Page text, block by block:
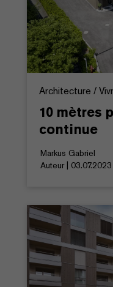
Architecture /
10 mètres
continue
Markus Gabriel
Auteur | 03.07.2023